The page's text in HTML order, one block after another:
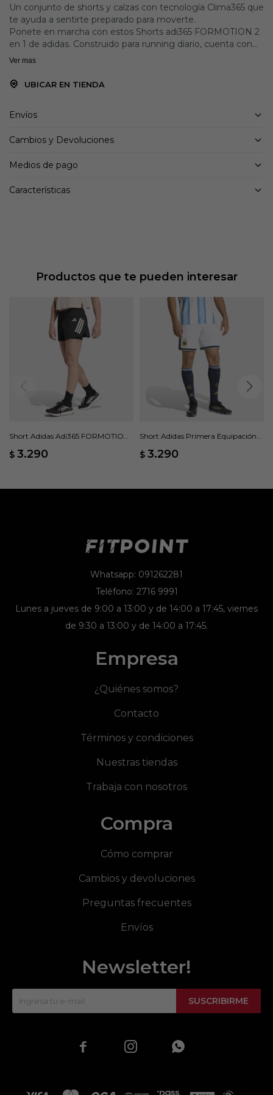
Un conjunto de shorts y calzas con tecnología Clima365 que
te ayuda a sentirte preparado para moverte.
Ponete en marcha con estos Shorts adi365 FORMOTION 2
en 1 de adidas. Construido para running diario, cuenta con
una estructura Clima365 que incorpora una serie de tejidos
preparado para el deporte.
que te ayudarán a separar tu teléfono y otros objetos de
Corte clásico
Material Externo: 100% Poliéster / Forro: 90% Poliéster /
Ver mas
UBICAR EN TIENDA
Envíos
Cambios y Devoluciones
Medios de pago
Características
Productos que te pueden interesar
Short Adidas Adi365 FORMOTION
$ 3.290
Short Adidas Primera Equipación
$ 3.290
Whatsapp: 091262281
Teléfono: 2716 9991
Lunes a jueves de 9:00 a 13:00 y de 14:00 a 17:45, viernes
de 9:30 a 13:00 y de 14:00 a 17:45.
Empresa
¿Quiénes somos?
Contacto
Términos y condiciones
Nuestras tiendas
Trabaja con nosotros
Compra
Cómo comprar
Cambios y devoluciones
Preguntas frecuentes
Envíos
Newsletter!
SUSCRIBIRME
  